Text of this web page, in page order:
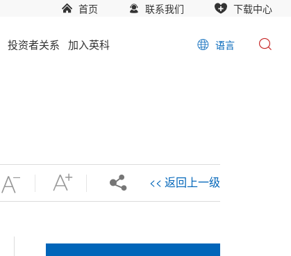
首页 联系我们 下载中心
语言
投资者关系 加入英科
<< 返回上一级